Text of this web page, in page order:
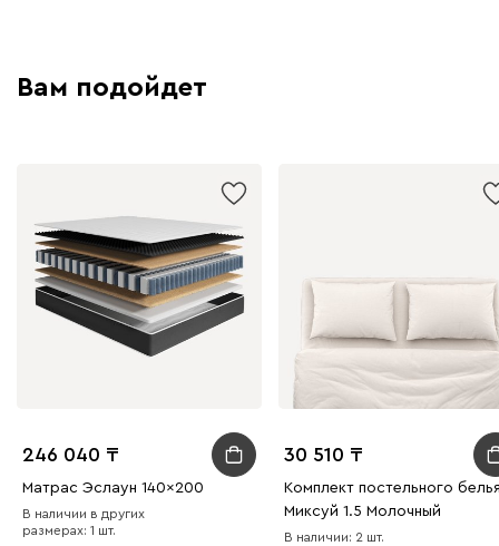
Вам подойдет
246 040
Матрас Эслаун 140x200
В наличии в других
размерах: 1 шт.
30 510
Комплект постельного
Миксуй 1.5 Молочный
В наличии: 2 шт.